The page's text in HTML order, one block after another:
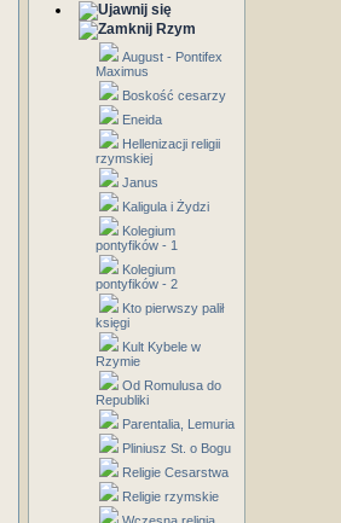
Rzym
August - Pontifex
Maximus
Boskość cesarzy
Eneida
Hellenizacji religii
rzymskiej
Janus
Kaligula i Żydzi
Kolegium
pontyfików - 1
Kolegium
pontyfików - 2
Kto pierwszy palił
księgi
Kult Kybele w
Rzymie
Od Romulusa do
Republiki
Parentalia, Lemuria
Pliniusz St. o Bogu
Religie Cesarstwa
Religie rzymskie